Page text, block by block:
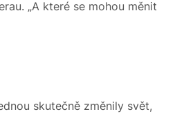
„A které se mohou měnit
skutečně změnily svět,